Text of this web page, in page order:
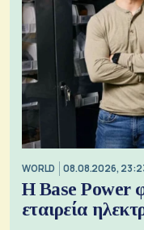
WORLD 08.08.2026,
Η Base Power
εταιρεία